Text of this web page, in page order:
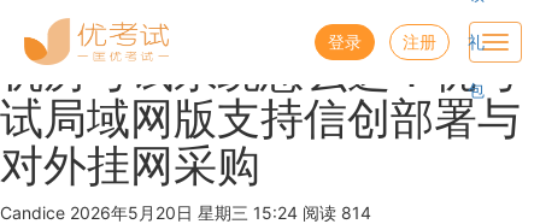
登录 注册 礼
包
机房考试系统怎么选？优考
试局域网版支持信创部署与
对外挂网采购
Candice 2026年5月20日 星期三 15:24 阅读 814